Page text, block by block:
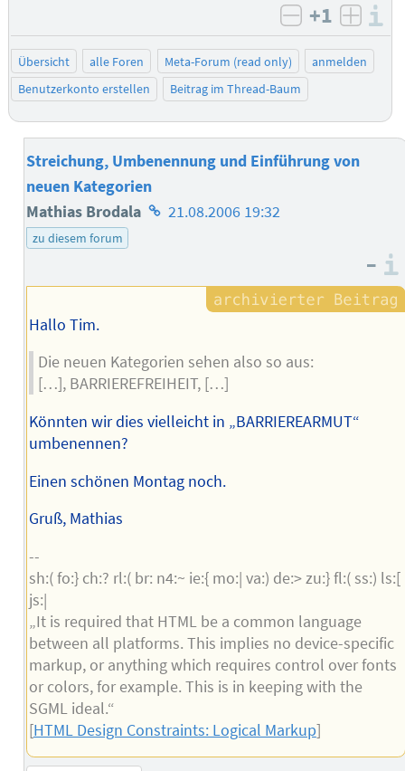
negativ
+1
Übersicht alle Foren Meta-Forum (read only)
anmelden
Benutzerkonto erstellen
Beitrag im Thread-Baum
Streichung, Umbenennung und Einführung von
neuen Kategorien
Mathias Brodala Homepage
21.08.2006 19:32
zu diesem forum
–
Hallo Tim.
Die neuen Kategorien sehen also so aus:
[…], BARRIEREFREIHEIT, […]
Könnten wir dies vielleicht in „BARRIEREARMUT“
umbenennen?
Einen schönen Montag noch.
Gruß, Mathias
--
sh:( fo:} ch:? rl:( br: n4:~ ie:{ mo:| va:) de:> zu:} fl:( ss:) ls:[
js:|
„It is required that HTML be a common language
between all platforms. This implies no device-specific
markup, or anything which requires control over fonts
or colors, for example. This is in keeping with the
SGML ideal.“
[HTML Design Constraints: Logical Markup]